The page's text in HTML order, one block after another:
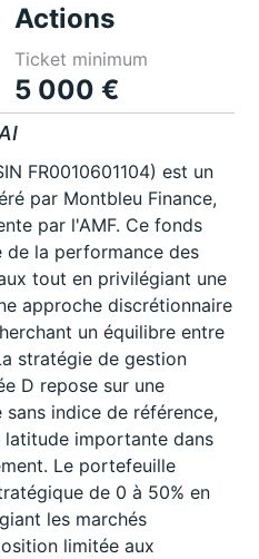
Actions
Ticket minimum
5 000 €
FR0010601104) est un
par Montbleu Finance,
par l'AMF. Ce fonds
la performance des
tout en privilégiant une
approche discrétionnaire
un équilibre entre
stratégie de gestion
D repose sur une
indice de référence,
importante dans
Le portefeuille
de 0 à 50% en
les marchés
limitée aux